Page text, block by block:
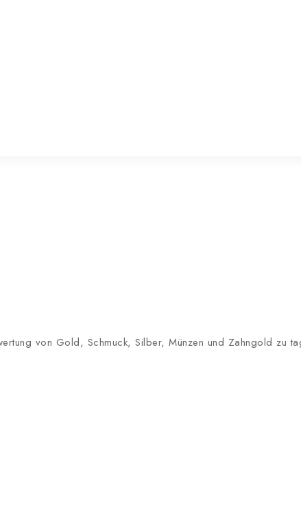
von Gold, Schmuck, Silber, Münzen und Zahngold zu